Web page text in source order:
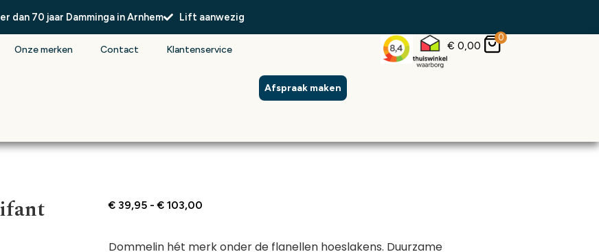
dan 70 jaar Damminga in Arnhem Lift aanwezig
Onze merken Contact Klantenservice
Afspraak maken
€ 0,00
0
€ 39,95 - € 103,00
Dommelin hét merk onder de flanellen hoeslakens. Duurzame